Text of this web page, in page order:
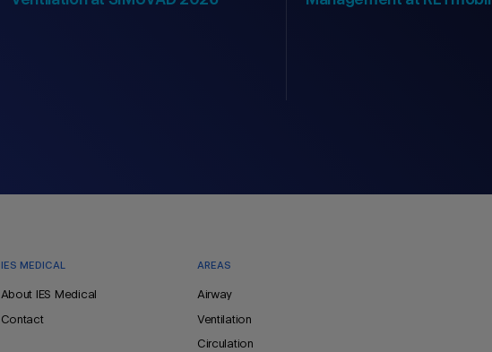
página
IES MEDICAL
About IES Medical
Contact
AREAS
Airway
Ventilation
Circulation